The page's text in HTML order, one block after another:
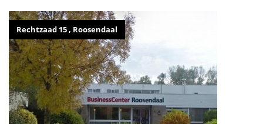
Rechtzaad 15 , Roosendaal